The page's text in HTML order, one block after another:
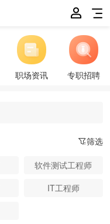
职场资讯 专职招聘
筛选
软件测试工程师
IT工程师